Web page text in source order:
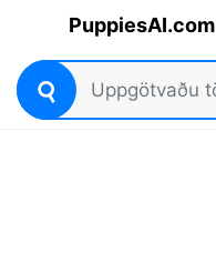
PuppiesAI.com